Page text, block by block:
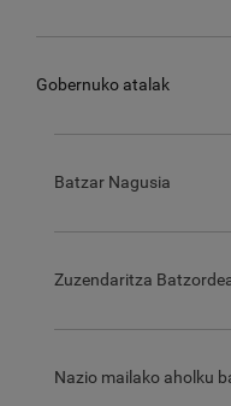
Gobernuko atalak
Batzar Nagusia
Zuzendaritza
Nazio mailako aholku